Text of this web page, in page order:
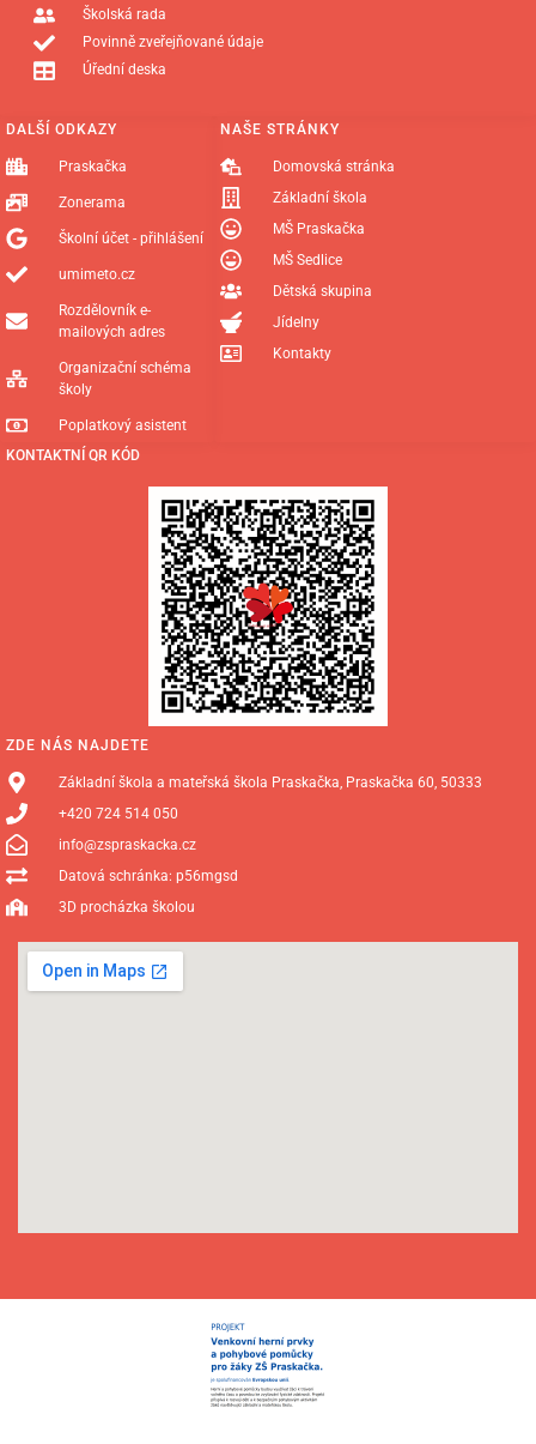
ZDE NÁS NAJDETE
Základní škola a mateřská škola Praskačka, Praskačka 60, 50333
+420 724 514 050
info@zspraskacka.cz
Datová schránka: p56mgsd
3D procházka školou
KONTAKTNÍ QR KÓD
NAŠE STRÁNKY
Domovská stránka
Základní škola
MŠ Praskačka
MŠ Sedlice
Dětská skupina
Jídelny
Kontakty
DALŠÍ ODKAZY
Praskačka
Zonerama
Školní účet - přihlášení
umimeto.cz
Rozdělovník e-
mailových adres
Organizační schéma
školy
Poplatkový asistent
Školská rada
Povinně zveřejňované údaje
Úřední deska